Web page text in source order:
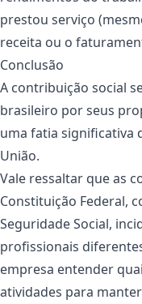
prestou serviço
receita ou o
Conclusão
A contribuição social
brasileiro por seus
uma fatia significativa
União.
Vale ressaltar que as
Constituição Federal,
Seguridade Social,
profissionais
empresa entender
atividades para